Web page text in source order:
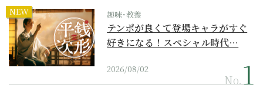
NEW 趣味･教養
テンポが良くて登場キャラがすぐ
好きになる！スペシャル時代…
2026/08/02
No.